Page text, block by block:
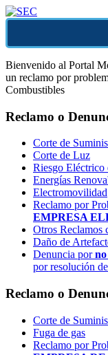
Bienvenido al Portal
un reclamo por
Combustibles
Reclamo o
Corte de
Corte de Luz
Riesgo Eléctrico
Energías
Electromovilidad
Reclamo por
EMPRESA
Otros Reclamos
Daño de
Denuncia por
por resolución
Reclamo o
Corte de
Fuga de gas
Reclamo por